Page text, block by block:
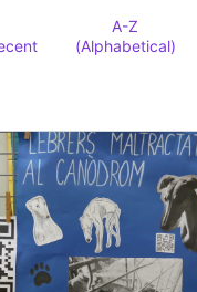
A-Z
(Alphabetical)